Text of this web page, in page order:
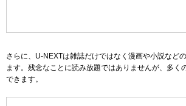
さらに、U-NEXTは雑誌だけではなく漫画や小説など
ます。残念なことに読み放題ではありませんが、多く
できます。